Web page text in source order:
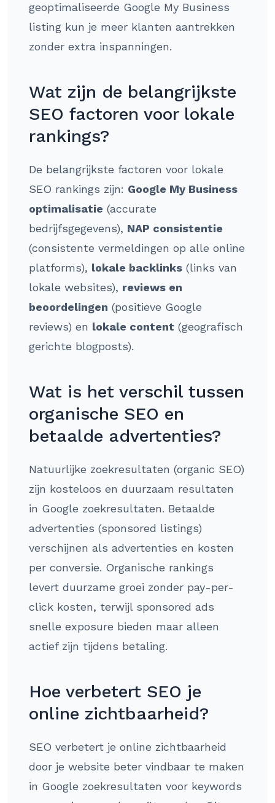
geoptimaliseerde Google My Business
listing kun je meer klanten aantrekken
zonder extra inspanningen.
Wat zijn de belangrijkste
SEO factoren voor lokale
rankings?
De belangrijkste factoren voor lokale
SEO rankings zijn: Google My Business
optimalisatie (accurate
bedrijfsgegevens), NAP consistentie
(consistente vermeldingen op alle online
platforms), lokale backlinks (links van
lokale websites), reviews en
beoordelingen (positieve Google
reviews) en lokale content (geografisch
gerichte blogposts).
Wat is het verschil tussen
organische SEO en
betaalde advertenties?
Natuurlijke zoekresultaten (organic SEO)
zijn kosteloos en duurzaam resultaten
in Google zoekresultaten. Betaalde
advertenties (sponsored listings)
verschijnen als advertenties en kosten
per conversie. Organische rankings
levert duurzame groei zonder pay-per-
click kosten, terwijl sponsored ads
snelle exposure bieden maar alleen
actief zijn tijdens betaling.
Hoe verbetert SEO je
online zichtbaarheid?
SEO verbetert je online zichtbaarheid
door je website beter vindbaar te maken
in Google zoekresultaten voor keywords